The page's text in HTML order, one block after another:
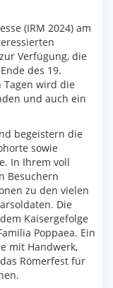
(IRM 2024) am
Verfügung, die
des 19.
wird die
und auch ein
begeistern die
sowie
In Ihrem voll
Besuchern
zu den vielen
Die
Kaisergefolge
Poppaea. Ein
mit Handwerk,
Römerfest für